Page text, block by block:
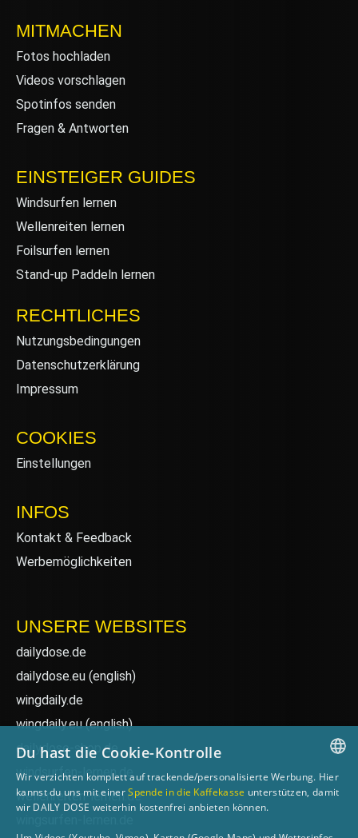
MITMACHEN
Fotos hochladen
Videos vorschlagen
Spotinfos senden
Fragen & Antworten
EINSTEIGER GUIDES
Windsurfen lernen
Wellenreiten lernen
Foilsurfen lernen
Stand-up Paddeln lernen
RECHTLICHES
Nutzungsbedingungen
Datenschutzerklärung
Impressum
COOKIES
Einstellungen
INFOS
Kontakt & Feedback
Werbemöglichkeiten
UNSERE WEBSITES
dailydose.de
dailydose.eu (english)
wingdaily.de
wingdaily.eu(english)
dailydose-shop.de
windsurfen-lernen.de
wellenreiten-lernen.de
GERMAN
Du hast die Cookie-Kontrolle
Wir verzichten komplett auf trackende/personalisierte Werbung. Hier
kannst du uns mit einerSpende in die Kaffekasse unterstützen, damit
wir DAILY DOSE weiterhin kostenfrei anbieten können.